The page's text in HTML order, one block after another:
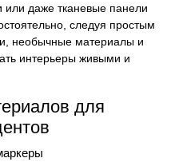
или даже тканевые панели
следуя простым
необычные материалы и
интерьеры живыми и
для